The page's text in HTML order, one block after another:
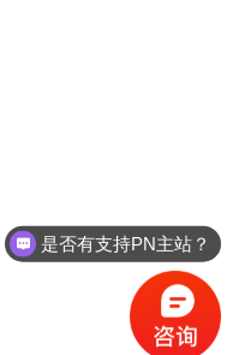
是否有支持PN主站？